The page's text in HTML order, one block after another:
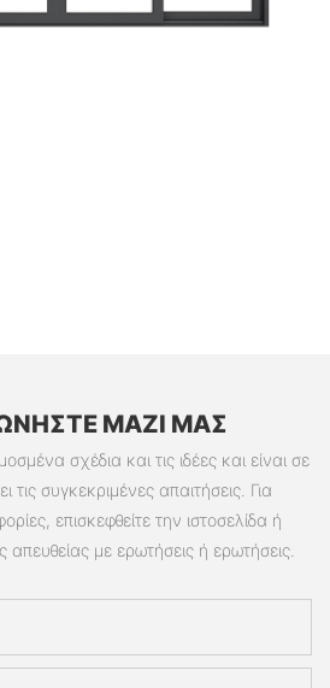
ΜΑΖΊ ΜΑΣ
σχέδια και τις ιδέες και είναι σε
τις συγκεκριμένες απαιτήσεις. Για
επισκεφθείτε την ιστοσελίδα ή
απευθείας με ερωτήσεις ή ερωτήσεις.